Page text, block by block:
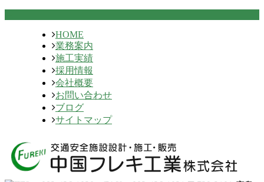
HOME
業務案内
施工実績
採用情報
会社概要
お問い合わせ
ブログ
サイトマップ